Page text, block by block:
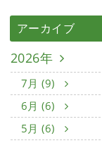
アーカイブ
2026年
7月 (9)
6月 (6)
5月 (6)